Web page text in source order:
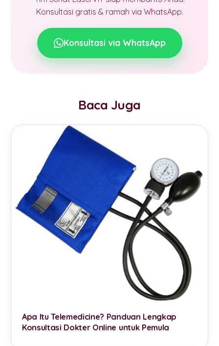
Konsultasi gratis & ramah via WhatsApp.
Konsultasi via WhatsApp
Baca Juga
Apa Itu Telemedicine? Panduan Lengkap
Konsultasi Dokter Online untuk Pemula